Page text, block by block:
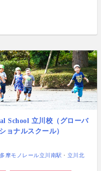
School 立川校（グローバ
ョナルスクール）
多摩モノレール立川南駅
立川北